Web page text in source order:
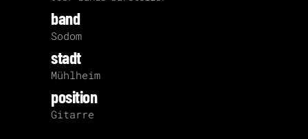
band
Sodom
stadt
Mühlheim
position
Gitarre